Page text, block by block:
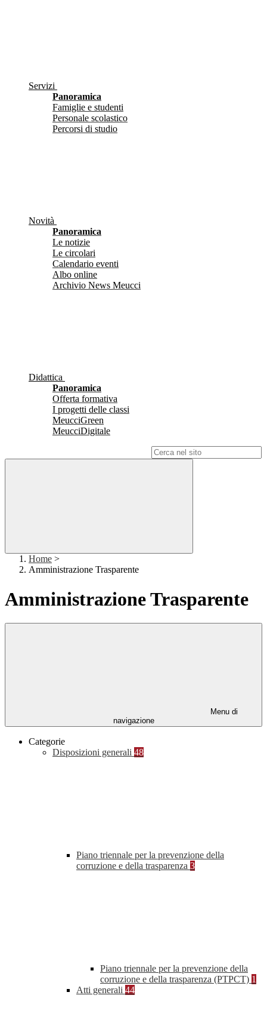
Servizi
Panoramica
Famiglie e studenti
Personale scolastico
Percorsi di studio
Novità
Panoramica
Le notizie
Le circolari
Calendario eventi
Albo online
Archivio News Meucci
Didattica
Panoramica
Offerta formativa
I progetti delle classi
MeucciGreen
MeucciDigitale
Home >
Amministrazione Trasparente
Amministrazione Trasparente
Menu di
navigazione
Categorie
Disposizioni generali 48
Piano triennale per la prevenzione della
corruzione e della trasparenza 3
Piano triennale per la prevenzione della
corruzione e della trasparenza (PTPCT) 1
Atti generali 44